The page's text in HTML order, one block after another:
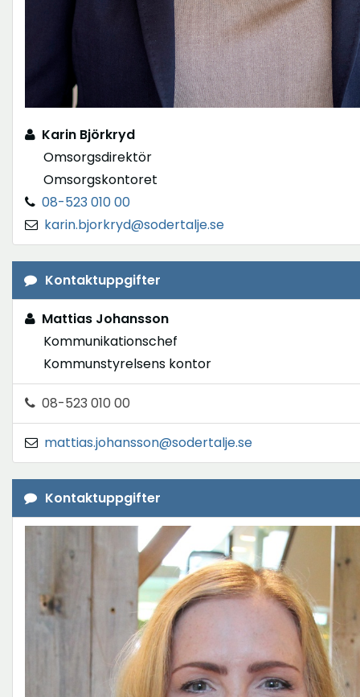
Karin Björkryd
Omsorgsdirektör
Omsorgskontoret
08-523 010 00
karin.bjorkryd@sodertalje.se
Kontaktuppgifter
Mattias Johansson
Kommunikationschef
Kommunstyrelsens kontor
08-523 010 00
mattias.johansson@sodertalje.se
Kontaktuppgifter